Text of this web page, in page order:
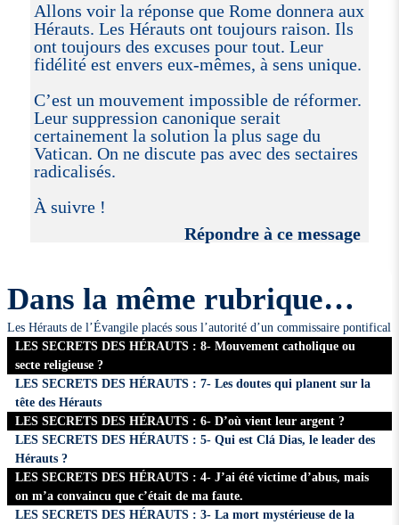
Allons voir la réponse que Rome donnera aux
Hérauts. Les Hérauts ont toujours raison. Ils
ont toujours des excuses pour tout. Leur
fidélité est envers eux-mêmes, à sens unique.
C’est un mouvement impossible de réformer.
Leur suppression canonique serait
certainement la solution la plus sage du
Vatican. On ne discute pas avec des sectaires
radicalisés.
À suivre !
Répondre à ce message
Dans la même rubrique…
Les Hérauts de l’Évangile placés sous l’autorité d’un commissaire pontifical
LES SECRETS DES HÉRAUTS : 8- Mouvement catholique ou
secte religieuse ?
LES SECRETS DES HÉRAUTS : 7- Les doutes qui planent sur la
tête des Hérauts
LES SECRETS DES HÉRAUTS : 6- D’où vient leur argent ?
LES SECRETS DES HÉRAUTS : 5- Qui est Clá Dias, le leader des
Hérauts ?
LES SECRETS DES HÉRAUTS : 4- J’ai été victime d’abus, mais
on m’a convaincu que c’était de ma faute.
LES SECRETS DES HÉRAUTS : 3- La mort mystérieuse de la